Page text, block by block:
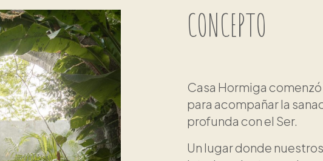
CONCEPTO
Casa Hormiga
para acompañar la
profunda con el Ser.
Un lugar donde